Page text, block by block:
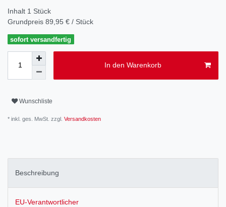
Inhalt 1 Stück
Grundpreis 89,95 € / Stück
sofort versandfertig
In den Warenkorb
Wunschliste
* inkl. ges. MwSt. zzgl. Versandkosten
Beschreibung
EU-Verantwortlicher